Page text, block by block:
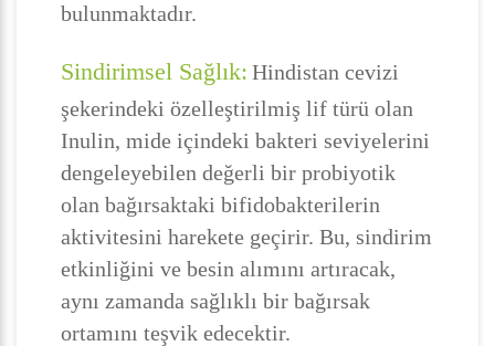
bulunmaktadır.
Sindirimsel Sağlık: Hindistan cevizi
şekerindeki özelleştirilmiş lif türü olan
Inulin, mide içindeki bakteri seviyelerini
dengeleyebilen değerli bir probiyotik
olan bağırsaktaki bifidobakterilerin
aktivitesini harekete geçirir. Bu, sindirim
etkinliğini ve besin alımını artıracak,
aynı zamanda sağlıklı bir bağırsak
ortamını teşvik edecektir.